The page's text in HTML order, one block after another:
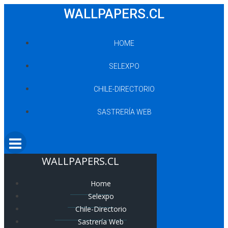
WALLPAPERS.CL
HOME
SELEXPO
CHILE-DIRECTORIO
SASTRERÍA WEB
WALLPAPERS.CL
Home
Selexpo
Chile-Directorio
Sastrería Web